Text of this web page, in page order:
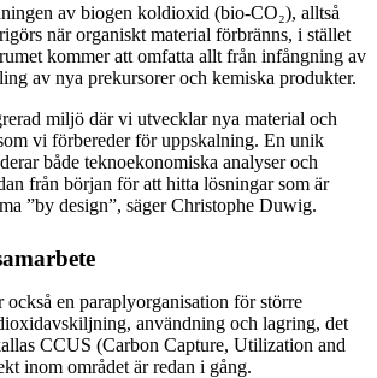
av biogen koldioxid (bio-CO₂), alltså
när organiskt material förbränns, i stället
kommer att omfatta allt från infångning av
av nya prekursorer och kemiska produkter.
miljö där vi utvecklar nya material och
vi förbereder för uppskalning. En unik
både teknoekonomiska analyser och
från början för att hitta lösningar som är
”by design”, säger Christophe Duwig.
en paraplyorganisation för större
användning och lagring, det
CCUS (Carbon Capture, Utilization and
inom området är redan i gång.